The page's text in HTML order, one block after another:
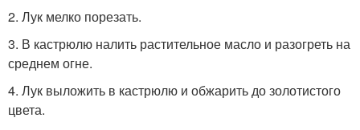
2. Лук мелко порезать.
3. В кастрюлю налить растительное масло и разогреть на
среднем огне.
4. Лук выложить в кастрюлю и обжарить до золотистого
цвета.